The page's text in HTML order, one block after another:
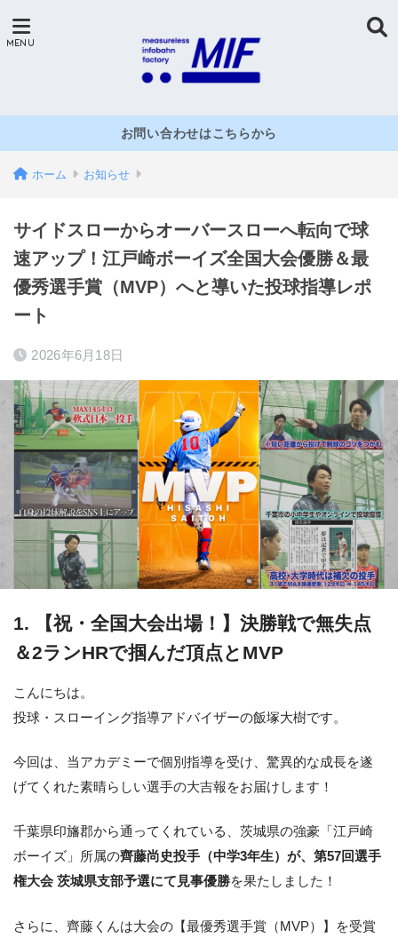
お問い合わせはこちらから
ホーム お知らせ
サイドスローからオーバースローへ転向で球
速アップ！江戸崎ボーイズ全国大会優勝＆最
優秀選手賞（MVP）へと導いた投球指導レポ
ート
2026年6月18日
1. 【祝・全国大会出場！】決勝戦で無失点
＆2ランHRで掴んだ頂点とMVP
こんにちは。
投球・スローイング指導アドバイザーの飯塚大樹です。
今回は、当アカデミーで個別指導を受け、驚異的な成長を遂
げてくれた素晴らしい選手の大吉報をお届けします！
千葉県印旛郡から通ってくれている、茨城県の強豪「江戸崎
ボーイズ」所属の齊藤尚史投手（中学3年生）が、第57回選手
権大会 茨城県支部予選にて見事優勝を果たしました！
さらに、齊藤くんは大会の【最優秀選手賞（MVP）】を受賞